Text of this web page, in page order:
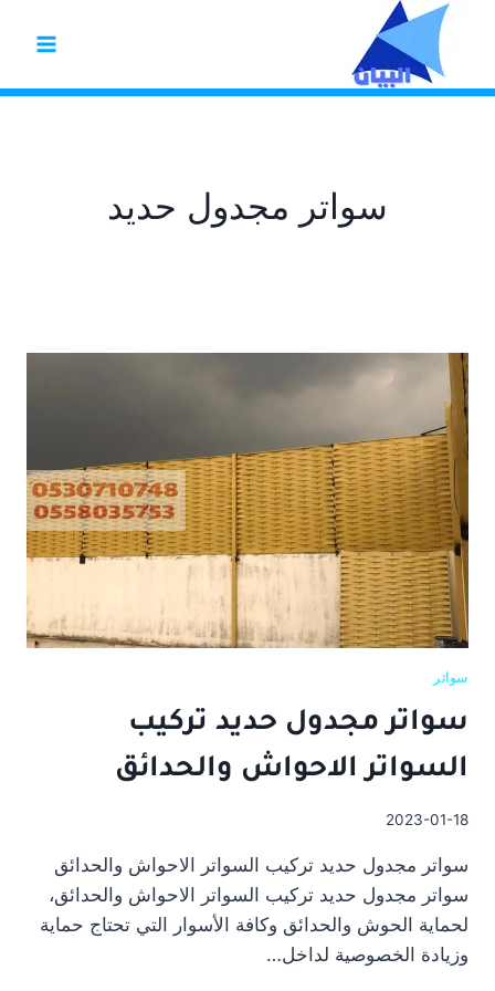
التجاوز
المحتوى
سواتر مجدول حديد
سواتر
سواتر مجدول حديد تركيب
السواتر الاحواش والحدائق
2023-01-18
سواتر مجدول حديد تركيب السواتر الاحواش والحدائق
سواتر مجدول حديد تركيب السواتر الاحواش والحدائق،
لحماية الحوش والحدائق وكافة الأسوار التي تحتاج حماية
وزيادة الخصوصية لداخل…